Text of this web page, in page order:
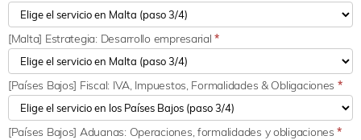
[Malta] Estrategia: Desarrollo empresarial*
[Países Bajos] Fiscal: IVA, Impuestos, Formalidades & Obligaciones *
[Países Bajos] Aduanas: Operaciones, formalidades y obligaciones*